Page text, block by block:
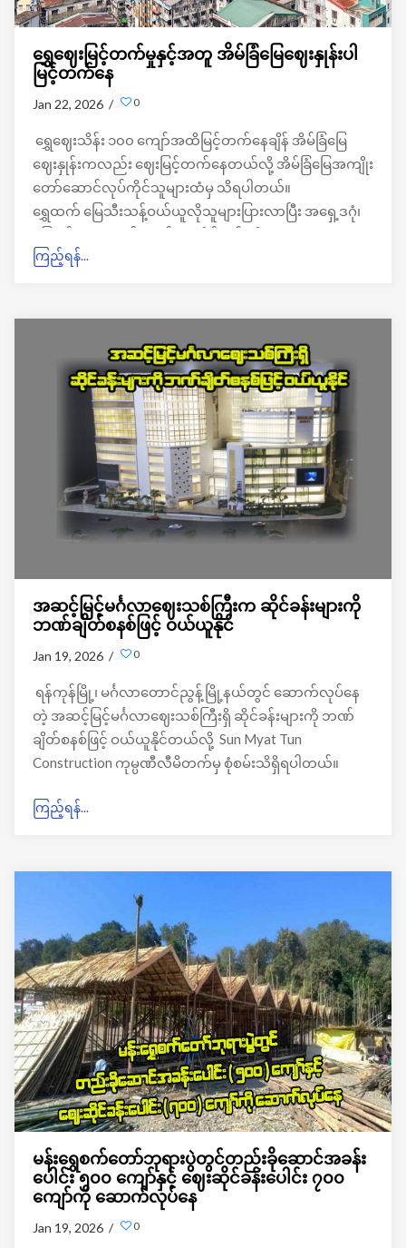
ရွှေဈေးမြင့်တက်မှုနှင့်အတူ အိမ်ခြံမြေဈေးနှုန်းပါ
မြင့်တက်နေ
Jan 22, 2026 / 0
ရွှေဈေးသိန်း ၁၀၀ ကျော်အထိမြင့်တက်နေချိန် အိမ်ခြံမြေ
ဈေးနှုန်းကလည်း ဈေးမြင့်တက်နေတယ်လို့ အိမ်ခြံမြေအကျိုး
တော်ဆောင်လုပ်ကိုင်သူများထံမှ သိရပါတယ်။
ရွှေထက် မြေသီးသန့်ဝယ်ယူလိုသူများပြားလာပြီး အရှေ့ဒဂုံ၊
တွင် အရောင်းအဝယ်ပိုဖြစ်နေတယ်လို့သိရပါတယ်။
ကြည့်ရန်...
အဆင့်မြင့်မင်္ဂလာဈေးသစ်ကြီးက ဆိုင်ခန်းများကို
ဘဏ်ချိတ်စနစ်ဖြင့် ဝယ်ယူနိုင်
Jan 19, 2026 / 0
ရန်ကုန်မြို့၊ မင်္ဂလာတောင်ညွန့်မြို့နယ်တွင် ဆောက်လုပ်နေ
တဲ့ အဆင့်မြင့်မင်္ဂလာဈေးသစ်ကြီးရှိ ဆိုင်ခန်းများကို ဘဏ်
ချိတ်စနစ်ဖြင့် ဝယ်ယူနိုင်တယ်လို့ Sun Myat Tun
Construction ကုမ္ပဏီလီမိတက်မှ စုံစမ်းသိရှိရပါတယ်။
ကြည့်ရန်...
မန်းရွှေစက်တော်ဘုရားပွဲတွင်တည်းခိုဆောင်အခန်း
ပေါင်း ၅၀၀ ကျော်နှင့် ဈေးဆိုင်ခန်းပေါင်း ၇၀၀
ကျော်ကို ဆောက်လုပ်နေ
Jan 19, 2026 / 0